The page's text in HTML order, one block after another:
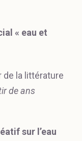
« eau et
de la littérature
de ans
sur l’eau